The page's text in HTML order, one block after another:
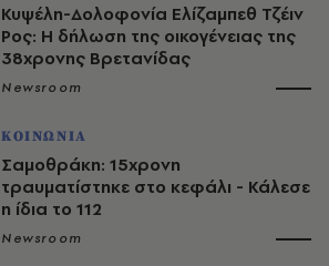
Κυψέλη-Δολοφονία Ελίζαμπεθ Τζέιν
Ρος: Η δήλωση της οικογένειας της
38χρονης Βρετανίδας
Newsroom
ΚΟΙΝΩΝΙΑ
Σαμοθράκη: 15χρονη
τραυματίστηκε στο κεφάλι - Κάλεσε
η ίδια το 112
Newsroom